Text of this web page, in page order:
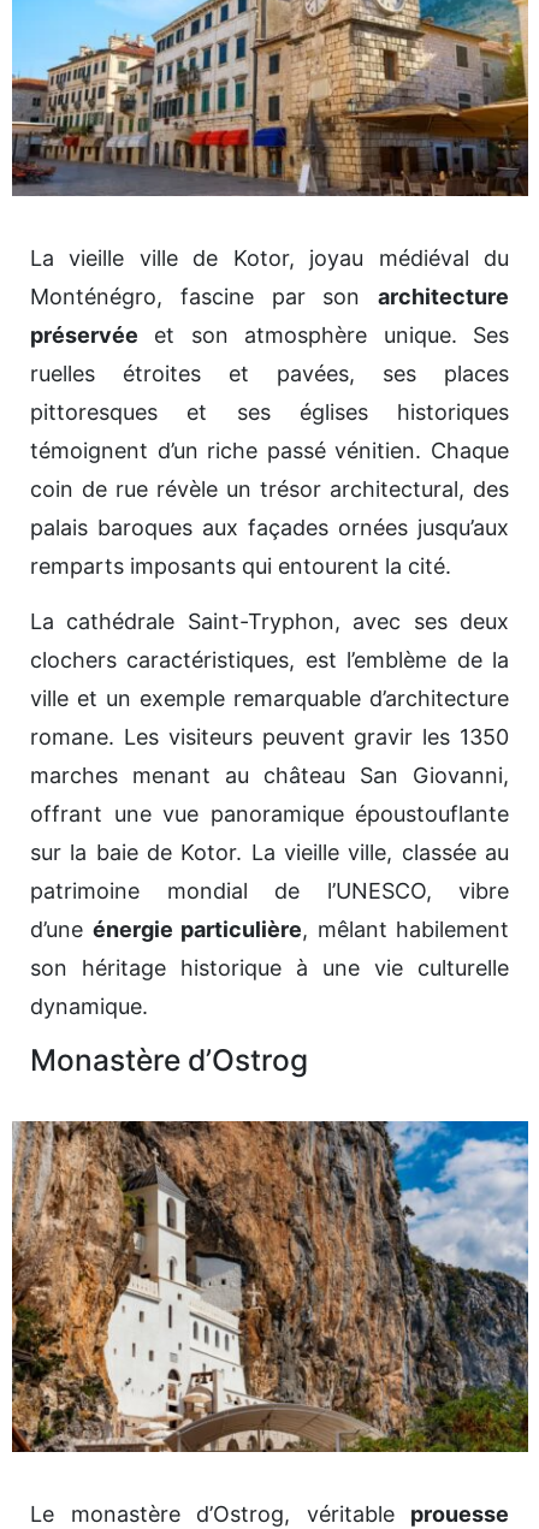
La vieille ville de Kotor, joyau médiéval du
Monténégro, fascine par son architecture
préservée et son atmosphère unique. Ses
ruelles étroites et pavées, ses places
pittoresques et ses églises historiques
témoignent d’un riche passé vénitien. Chaque
coin de rue révèle un trésor architectural, des
palais baroques aux façades ornées jusqu’aux
remparts imposants qui entourent la cité.
La cathédrale Saint-Tryphon, avec ses deux
clochers caractéristiques, est l’emblème de la
ville et un exemple remarquable d’architecture
romane. Les visiteurs peuvent gravir les 1350
marches menant au château San Giovanni,
offrant une vue panoramique époustouflante
sur la baie de Kotor. La vieille ville, classée au
patrimoine mondial de l’UNESCO, vibre
d’une énergie particulière, mêlant habilement
son héritage historique à une vie culturelle
dynamique.
Monastère d’Ostrog
Le monastère d’Ostrog, véritable prouesse